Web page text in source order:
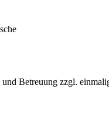
Betreuung zzgl.